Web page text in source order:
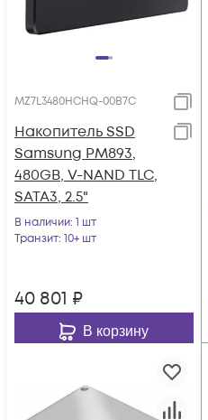
MZ7L3480HCHQ-00B7C
Накопитель SSD
Samsung PM893,
480GB, V-NAND TLC,
SATA3, 2.5"
В наличии: 1 шт
Транзит: 10+ шт
40 801 ₽
В корзину